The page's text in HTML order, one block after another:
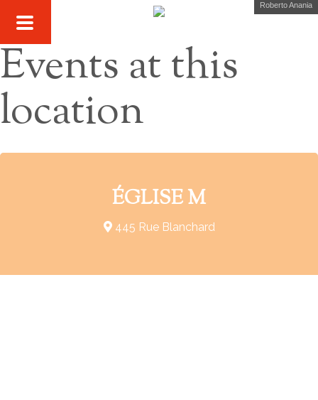
Roberto Anania
Events at this
location
ÉGLISE M
445 Rue Blanchard